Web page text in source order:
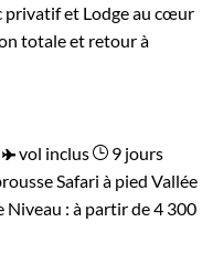
privatif et Lodge au cœur
totale et retour à
vol inclus
9 jours
Safari à pied Vallée
Niveau : à partir de4 300